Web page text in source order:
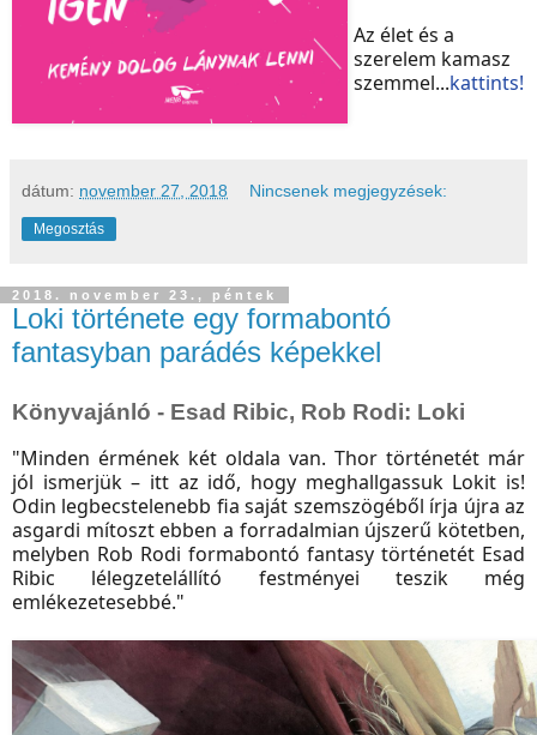
Az élet és a
szerelem kamasz
szemmel...kattints!
dátum: november 27, 2018 Nincsenek megjegyzések:
Megosztás
2018. november 23., péntek
Loki története egy formabontó
fantasyban parádés képekkel
Könyvajánló - Esad Ribic, Rob Rodi: Loki
"Minden érmének két oldala van. Thor történetét már
jól ismerjük – itt az idő, hogy meghallgassuk Lokit is!
Odin legbecstelenebb fia saját szemszögéből írja újra az
asgardi mítoszt ebben a forradalmian újszerű kötetben,
melyben Rob Rodi formabontó fantasy történetét Esad
Ribic lélegzetelállító festményei teszik még
emlékezetesebbé."